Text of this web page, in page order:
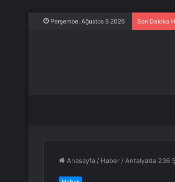
Perşembe, Ağustos 6 2026 Son Dakika
Anasayfa / Haber / Antalya’da 236